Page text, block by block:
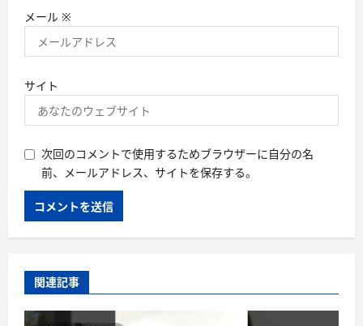
メール ※
サイト
次回のコメントで使用するためブラウザーに自分の名
前、メールアドレス、サイトを保存する。
関連記事